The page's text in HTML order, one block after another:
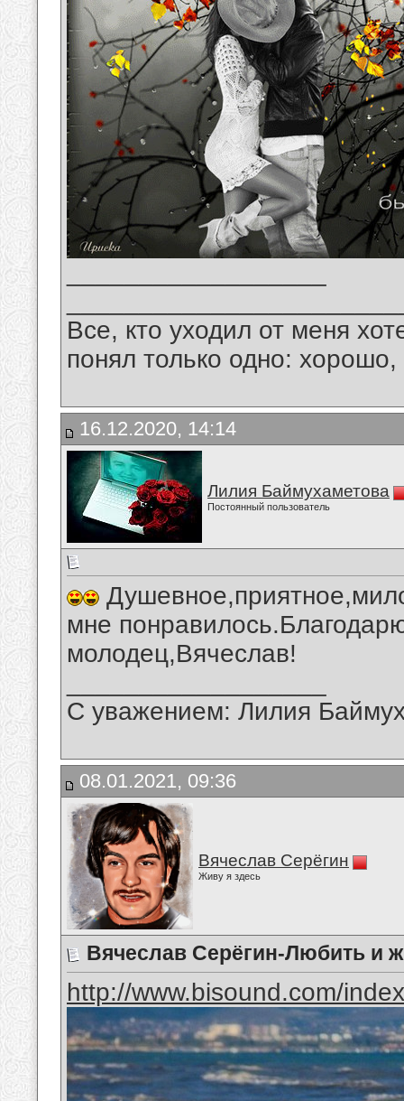
Все, кто уходил от меня
понял только одно:
16.12.2020, 14:14
Лилия Баймухаметова
Постоянный пользователь
мне
молодец,Вячеслав!
С уважением: Лилия
08.01.2021, 09:36
Вячеслав Серёгин
Живу я здесь
Вячеслав Серёгин-Любить и
http://www.bisound.com/